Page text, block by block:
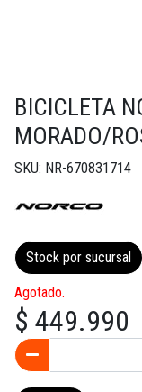
BICICLETA
MORADO/
SKU: NR-670831714
Stock por sucursal
Agotado.
$ 449.990